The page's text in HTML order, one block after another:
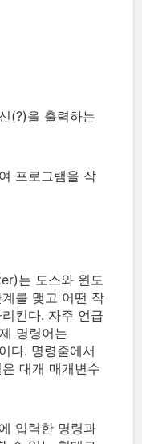
(?)을 출력하는
프로그램을 작
는 도스와 윈도
를 맺고 어떤 작
킨다. 자주 언급
명령어는
다. 명령줄에서
대개 매개변수
입력한 명령과